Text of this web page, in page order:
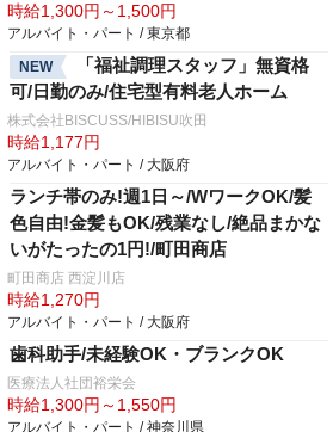
時給1,300円～1,500円
アルバイト・パート / 東京都
NEW
「福祉調理スタッフ」無資格
可/日勤のみ/住宅型有料老人ホーム
株式会社BISCUSS/HIBISU吹田
時給1,177円
アルバイト・パート / 大阪府
ランチ帯のみ!週1日～/WワークOK/髪
色自由!金髪もOK/残業なし/絶品まかな
いがたったの1円!/町田商店
町田商店 西淀川店
時給1,270円
アルバイト・パート / 大阪府
歯科助手/未経験OK・ブランクOK
医療法人社団裕栄会
時給1,300円～1,550円
アルバイト・パート / 神奈川県